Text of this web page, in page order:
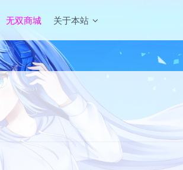
无双商城 关于本站